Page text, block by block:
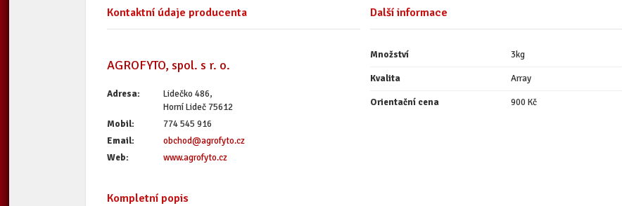
Kontaktní údaje producenta
AGROFYTO, spol. s r. o.
Adresa:
Lidečko 486,
Horní Lideč 75612
Mobil:
774 545 916
Email:
obchod@agrofyto.cz
Web:
www.agrofyto.cz
Další informace
Množství 3kg
Kvalita Array
Orientační cena 900 Kč
Kompletní popis